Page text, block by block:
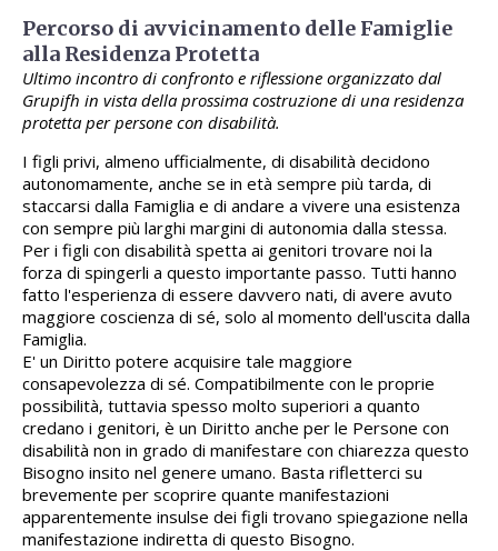
Percorso di avvicinamento delle Famiglie
alla Residenza Protetta
Ultimo incontro di confronto e riflessione organizzato dal
Grupifh in vista della prossima costruzione di una residenza
protetta per persone con disabilità.
I figli privi, almeno ufficialmente, di disabilità decidono
autonomamente, anche se in età sempre più tarda, di
staccarsi dalla Famiglia e di andare a vivere una esistenza
con sempre più larghi margini di autonomia dalla stessa.
Per i figli con disabilità spetta ai genitori trovare noi la
forza di spingerli a questo importante passo. Tutti hanno
fatto l'esperienza di essere davvero nati, di avere avuto
maggiore coscienza di sé, solo al momento dell'uscita dalla
Famiglia.
E' un Diritto potere acquisire tale maggiore
consapevolezza di sé. Compatibilmente con le proprie
possibilità, tuttavia spesso molto superiori a quanto
credano i genitori, è un Diritto anche per le Persone con
disabilità non in grado di manifestare con chiarezza questo
Bisogno insito nel genere umano. Basta rifletterci su
brevemente per scoprire quante manifestazioni
apparentemente insulse dei figli trovano spiegazione nella
manifestazione indiretta di questo Bisogno.